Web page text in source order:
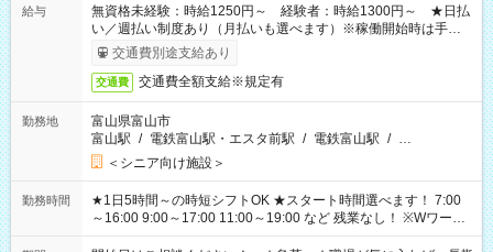
給与
無資格未経験：時給1250円～ 経験者：時給1300円～ ★日払
い／週払い制度あり（月払いも選べます）※稼働開始時は手続き
完了次第のお支払いとなります。
交通費別途支給あり
交通費 交通費全額支給※規定有
勤務地
富山県富山市
富山駅 / 電鉄富山駅・エスタ前駅 / 電鉄富山駅 / …
＜シニア向け施設＞
勤務時間
★1日5時間～の時短シフトOK ★スタート時間選べます！ 7:00
～16:00 9:00～17:00 11:00～19:00 など 残業なし！ ※Wワーク
の場合、他のお仕事と合わせ週40時間超の就業はご案内できま